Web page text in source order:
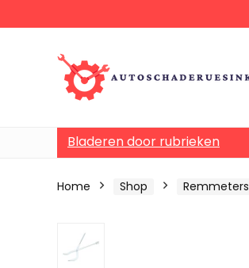
Bladeren door rubrieken
Home Shop Remmeters